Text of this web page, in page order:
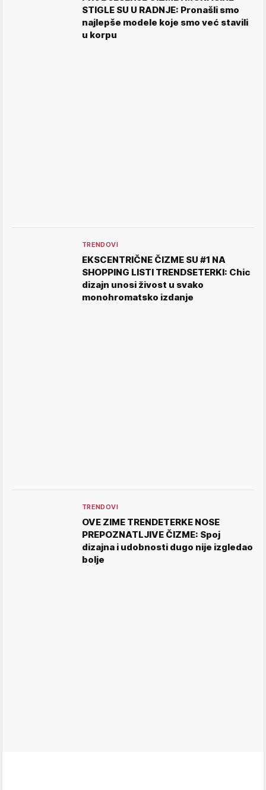
STIGLE SU U RADNJE: Pronašli smo
najlepše modele koje smo već stavili
u korpu
TRENDOVI
EKSCENTRIČNE ČIZME SU #1 NA
SHOPPING LISTI TRENDSETERKI: Chic
dizajn unosi živost u svako
monohromatsko izdanje
TRENDOVI
OVE ZIME TRENDETERKE NOSE
PREPOZNATLJIVE ČIZME: Spoj
dizajna i udobnosti dugo nije izgledao
bolje